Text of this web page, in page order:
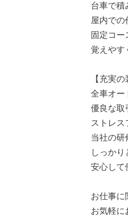
台車で積
屋内での
固定コー
覚えやす
【充実
全車オー
優良な取
ストレス
当社の研
しっか
安心して
お仕事に
お気軽に